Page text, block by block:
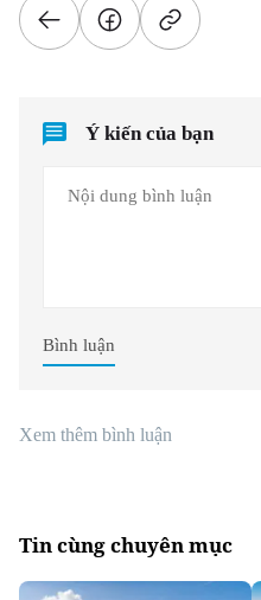
Ý kiến của bạn
Bình luận
Xem thêm bình luận
Tin cùng chuyên mục